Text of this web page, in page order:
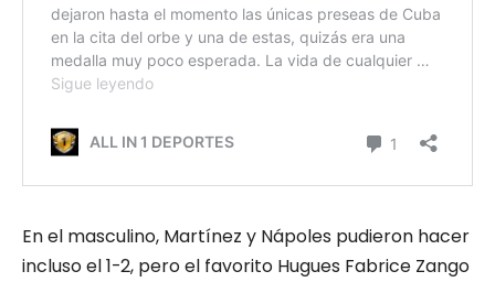
En el masculino, Martínez y Nápoles pudieron hacer
incluso el 1-2, pero el favorito Hugues Fabrice Zango